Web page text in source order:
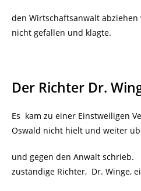
den Wirtschaftsanwalt
nicht gefallen und klagte.
Der Richter Dr.
Es kam zu einer Einstweiligen
Oswald nicht hielt und weiter
und gegen den Anwalt
zuständige Richter, Dr. Winge,